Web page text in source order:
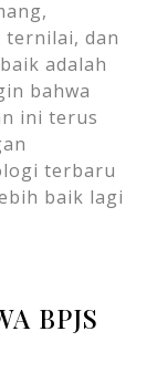
ternilai, dan
adalah
bahwa
ini terus
terbaru
baik lagi
BPJS